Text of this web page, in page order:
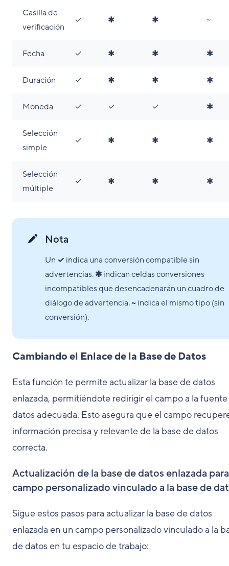
Casilla de
verificación
✓ ✱ ✱ ~
Fecha ✓ ✱ ✱ ✱
Duración ✓ ✱ ✱ ✱
Moneda ✓ ✓ ✓ ✱
Selección
simple
✓ ✱ ✱ ✱
Selección
múltiple
✓ ✱ ✱ ✱
Nota
Un ✓ indica una conversión compatible sin
advertencias.✱indican celdas conversiones
incompatibles que desencadenarán un cuadro de
diálogo de advertencia.~indica el mismo tipo (sin
conversión).
Cambiando el Enlace de la Base de Datos
Esta función te permite actualizar la base de datos
enlazada, permitiéndote redirigir el campo a la
datos adecuada. Esto asegura que el campo
información precisa y relevante de la base de datos
correcta.
Actualización de la base de datos enlazada
campo personalizado vinculado a la base de
Sigue estos pasos para actualizar la base de datos
enlazada en un campo personalizado vinculado a la
de datos en tu espacio de trabajo: